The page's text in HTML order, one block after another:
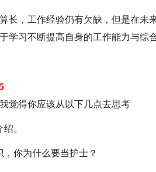
长，工作经验仍有欠缺，但是在未
学习不断提高自身的工作能力与综
觉得你应该从以下几点去思考
。
你为什么要当护士？